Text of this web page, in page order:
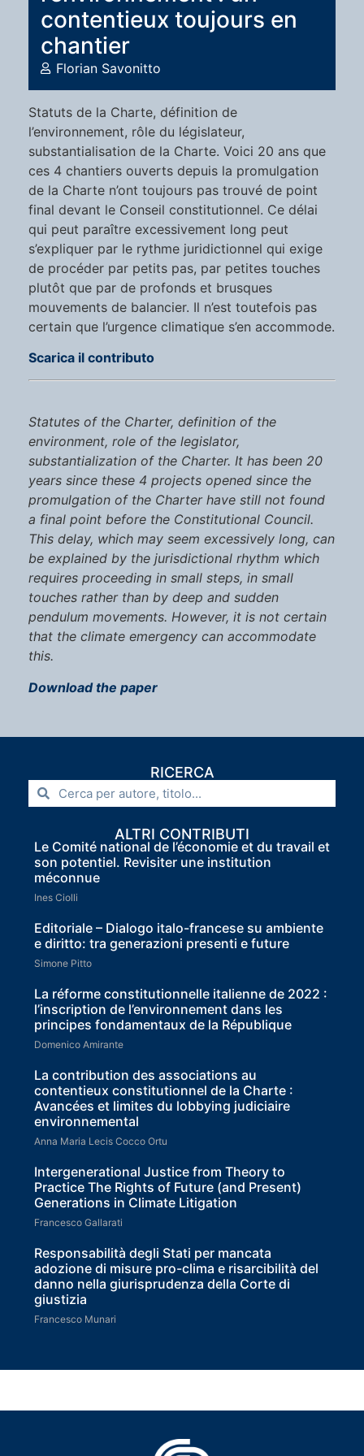
contentieux toujours en
chantier
Florian Savonitto
Statuts de la Charte, définition de
l’environnement, rôle du législateur,
substantialisation de la Charte. Voici 20 ans que
ces 4 chantiers ouverts depuis la promulgation
de la Charte n’ont toujours pas trouvé de point
final devant le Conseil constitutionnel. Ce délai
qui peut paraître excessivement long peut
s’expliquer par le rythme juridictionnel qui exige
de procéder par petits pas, par petites touches
plutôt que par de profonds et brusques
mouvements de balancier. Il n’est toutefois pas
certain que l’urgence climatique s’en accommode.
Scarica il contributo
Statutes of the Charter, definition of the
environment, role of the legislator,
substantialization of the Charter. It has been 20
years since these 4 projects opened since the
promulgation of the Charter have still not found
a final point before the Constitutional Council.
This delay, which may seem excessively long, can
be explained by the jurisdictional rhythm which
requires proceeding in small steps, in small
touches rather than by deep and sudden
pendulum movements. However, it is not certain
that the climate emergency can accommodate
this.
Download the paper
RICERCA
ALTRI CONTRIBUTI
Le Comité national de l’économie et du travail et
son potentiel. Revisiter une institution
méconnue
Ines Ciolli
Editoriale – Dialogo italo-francese su ambiente
e diritto: tra generazioni presenti e future
Simone Pitto
La réforme constitutionnelle italienne de 2022 :
l’inscription de l’environnement dans les
principes fondamentaux de la République
Domenico Amirante
La contribution des associations au
contentieux constitutionnel de la Charte :
Avancées et limites du lobbying judiciaire
environnemental
Anna Maria Lecis Cocco Ortu
Intergenerational Justice from Theory to
Practice The Rights of Future (and Present)
Generations in Climate Litigation
Francesco Gallarati
Responsabilità degli Stati per mancata
adozione di misure pro-clima e risarcibilità del
danno nella giurisprudenza della Corte di
giustizia
Francesco Munari